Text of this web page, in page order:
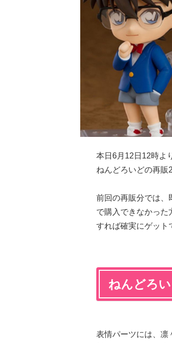
本日6月12日12時よ
ねんどろいどの再販
前回の再販分では、
で購入できなかった
すれば確実にゲット
ねんどろ
表情パーツには、凛